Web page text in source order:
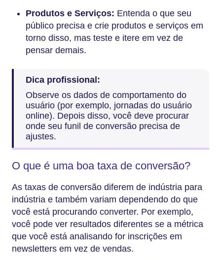
Produtos e Serviços: Entenda o que seu
público precisa e crie produtos e serviços em
torno disso, mas teste e itere em vez de
pensar demais.
Dica profissional:
Observe os dados de comportamento do
usuário (por exemplo, jornadas do usuário
online). Depois disso, você deve procurar
onde seu funil de conversão precisa de
ajustes.
O que é uma boa taxa de conversão?
As taxas de conversão diferem de indústria para
indústria e também variam dependendo do que
você está procurando converter. Por exemplo,
você pode ver resultados diferentes se a métrica
que você está analisando for inscrições em
newsletters em vez de vendas.